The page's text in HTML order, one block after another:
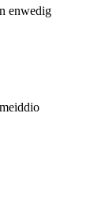
enwedig